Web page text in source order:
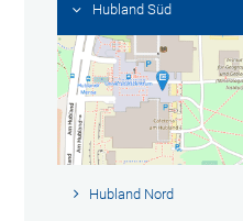
Hubland Süd
Hubland Nord